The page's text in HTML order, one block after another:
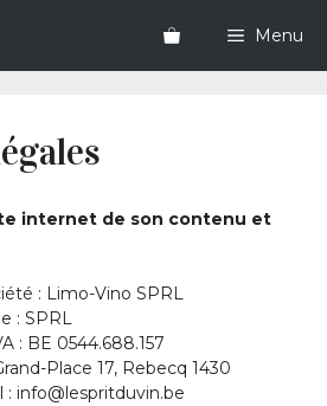
Menu
internet de son contenu et
: Limo-Vino SPRL
: SPRL
: BE 0544.688.157
Place 17, Rebecq 1430
: info@lespritduvin.be